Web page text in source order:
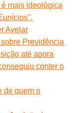
mais ideológica
Avelar
Previdência
até agora
conter o
de quem o